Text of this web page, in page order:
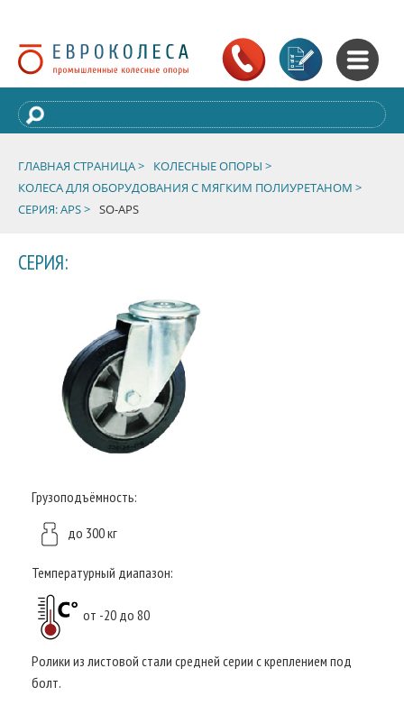
ГЛАВНАЯ СТРАНИЦА >
КОЛЕСНЫЕ ОПОРЫ >
КОЛЕСА ДЛЯ ОБОРУДОВАНИЯ С МЯГКИМ ПОЛИУРЕТАНОМ >
СЕРИЯ: APS > SO-APS
СЕРИЯ:
Грузоподъёмность:
до 300 кг
Температурный диапазон:
от -20 до 80
Ролики из листовой стали средней серии с креплением под
болт.